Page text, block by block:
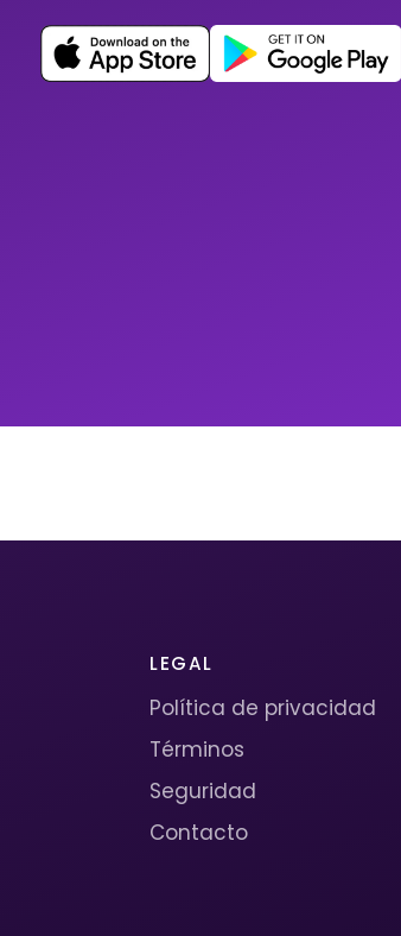
LEGAL
Política de privacidad
Términos
Seguridad
Contacto